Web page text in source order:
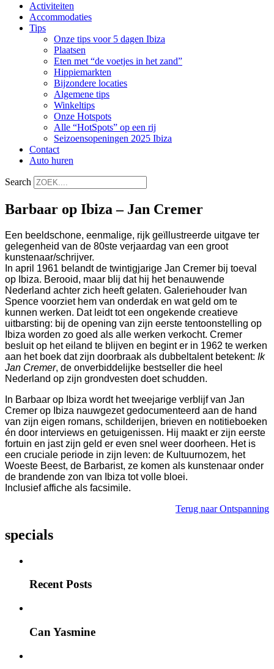
Activiteiten
Accommodaties
Tips
Onze tips voor 5 dagen Ibiza
Plaatsen
Eten met “de voetjes in het zand”
Hippiemarkten
Bijzondere locaties
Algemene tips
Winkeltips
Onze Hotspots
Alle “HotSpots” op een rij
Seizoensopeningen 2025 Ibiza
Contact
Auto huren
Search
Barbaar op Ibiza – Jan Cremer
Een beeldschone, eenmalige, rijk geïllustreerde uitgave ter
gelegenheid van de 80ste verjaardag van een groot
kunstenaar/schrijver.
In april 1961 belandt de twintigjarige Jan Cremer bij toeval
op Ibiza. Berooid, maar blij dat hij het benauwende
Nederland achter zich heeft gelaten. Galeriehouder Ivan
Spence voorziet hem van onderdak en wat geld om te
kunnen werken. Dat leidt tot een ongekende creatieve
uitbarsting: bij de opening van zijn eerste tentoonstelling op
Ibiza worden zo goed als alle werken verkocht. Cremer
besluit op het eiland te blijven en begint er in 1962 te werken
aan het boek dat zijn doorbraak als dubbeltalent betekent: Ik
Jan Cremer, de onverbiddelijke bestseller die heel
Nederland op zijn grondvesten doet schudden.
In Barbaar op Ibiza wordt het tweejarige verblijf van Jan
Cremer op Ibiza nauwgezet gedocumenteerd aan de hand
van zijn eigen romans, schilderijen, brieven en notitieboeken
én door interviews en getuigenissen. Hij maakt er zijn eerste
fortuin en jast zijn geld er even snel weer doorheen. Het is
een cruciale periode in zijn leven: de Kultuurnozem, het
Woeste Beest, de Barbarist, ze komen als kunstenaar onder
de brandende zon van Ibiza tot volle bloei.
Inclusief affiche als facsimile.
Terug naar Ontspanning
specials
Recent Posts
Can Yasmine